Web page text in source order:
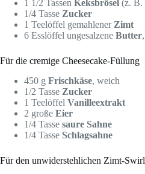
1 1/2 Tassen Keksbrösel (z. B.
1/4 Tasse Zucker
1 Teelöffel gemahlener Zimt
6 Esslöffel ungesalzene Butter
Für die cremige Cheesecake-Füllung
450 g Frischkäse, weich
1/2 Tasse Zucker
1 Teelöffel Vanilleextrakt
2 große Eier
1/4 Tasse saure Sahne
1/4 Tasse Schlagsahne
Für den unwiderstehlichen Zimt-Swirl